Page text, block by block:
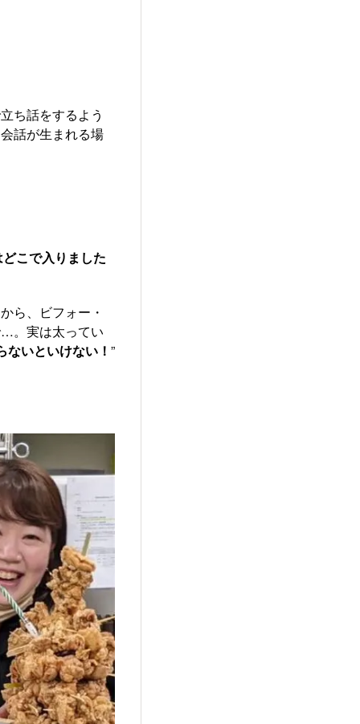
ち話をするよう
話が生まれる場
こで入りました
ら、ビフォー・
。実は太ってい
ないといけない！ ”